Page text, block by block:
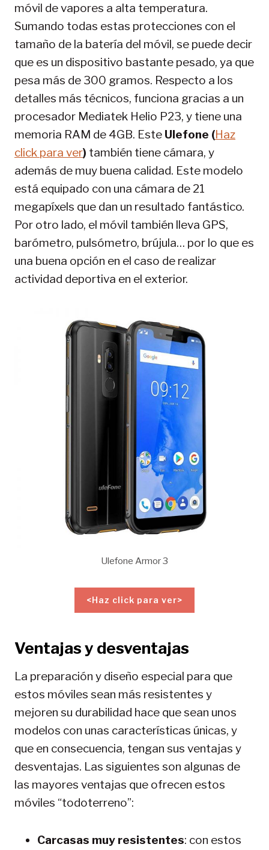
móvil de vapores a alta temperatura.
Sumando todas estas protecciones con el
tamaño de la batería del móvil, se puede decir
que es un dispositivo bastante pesado, ya que
pesa más de 300 gramos. Respecto a los
detalles más técnicos, funciona gracias a un
procesador Mediatek Helio P23, y tiene una
memoria RAM de 4GB. Este Ulefone (Haz
click para ver) también tiene cámara, y
además de muy buena calidad. Este modelo
está equipado con una cámara de 21
megapíxels que dan un resultado fantástico.
Por otro lado, el móvil también lleva GPS,
barómetro, pulsómetro, brújula… por lo que es
una buena opción en el caso de realizar
actividad deportiva en el exterior.
Ulefone Armor 3
<Haz click para ver>
Ventajas y desventajas
La preparación y diseño especial para que
estos móviles sean más resistentes y
mejoren su durabilidad hace que sean unos
modelos con unas características únicas, y
que en consecuencia, tengan sus ventajas y
desventajas. Las siguientes son algunas de
las mayores ventajas que ofrecen estos
móviles “todoterreno”:
Carcasas muy resistentes: con estos